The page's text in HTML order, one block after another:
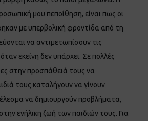
μου πεποίθηση, είναι πως οι
με υπερβολική φροντίδα από τη
να αντιμετωπίσουν τις
εκείνη δεν υπάρχει. Σε πολλές
στην προσπάθειά τους να
τους καταλήγουν να γίνουν
να δημιουργούν προβλήματα,
ενήλικη ζωή των παιδιών τους. Για